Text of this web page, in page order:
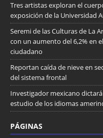
Tres artistas exploran el
exposición de la Universidad
Seremi de las Culturas de La
con un aumento del 6,2% en
ciudadano
Reportan caída de nieve en
del sistema frontal
Investigador mexicano
estudio de los idiomas
PÁGINAS